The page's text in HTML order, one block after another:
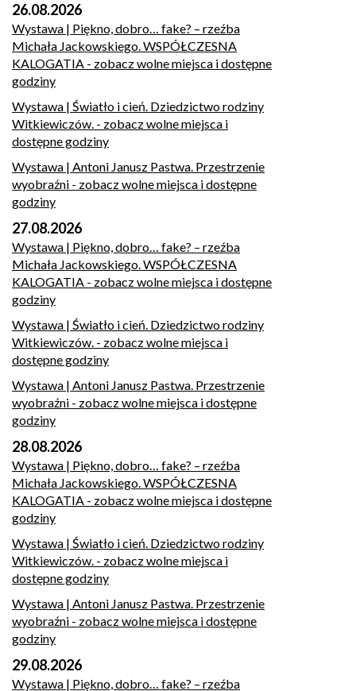
26.08.2026
Wystawa | Piękno, dobro… fake? – rzeźba
Michała Jackowskiego. WSPÓŁCZESNA
KALOGATIA - zobacz wolne miejsca i dostępne
godziny
Wystawa | Światło i cień. Dziedzictwo rodziny
Witkiewiczów. - zobacz wolne miejsca i
dostępne godziny
Wystawa | Antoni Janusz Pastwa. Przestrzenie
wyobraźni - zobacz wolne miejsca i dostępne
godziny
27.08.2026
Wystawa | Piękno, dobro… fake? – rzeźba
Michała Jackowskiego. WSPÓŁCZESNA
KALOGATIA - zobacz wolne miejsca i dostępne
godziny
Wystawa | Światło i cień. Dziedzictwo rodziny
Witkiewiczów. - zobacz wolne miejsca i
dostępne godziny
Wystawa | Antoni Janusz Pastwa. Przestrzenie
wyobraźni - zobacz wolne miejsca i dostępne
godziny
28.08.2026
Wystawa | Piękno, dobro… fake? – rzeźba
Michała Jackowskiego. WSPÓŁCZESNA
KALOGATIA - zobacz wolne miejsca i dostępne
godziny
Wystawa | Światło i cień. Dziedzictwo rodziny
Witkiewiczów. - zobacz wolne miejsca i
dostępne godziny
Wystawa | Antoni Janusz Pastwa. Przestrzenie
wyobraźni - zobacz wolne miejsca i dostępne
godziny
29.08.2026
Wystawa | Piękno, dobro… fake? – rzeźba